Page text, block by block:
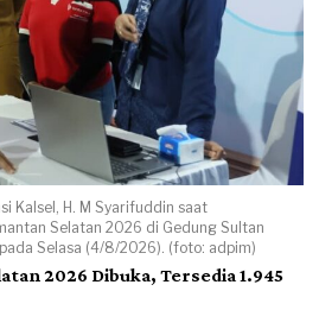
Kalsel, H. M Syarifuddin saat
Selatan 2026 di Gedung Sultan
Selasa (4/8/2026). (foto: adpim)
2026 Dibuka, Tersedia 1.945